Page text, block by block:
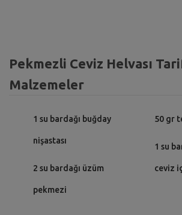
Pekmezli Ceviz Helvası
Malzemeler
1 su bardağı buğday
nişastası
2 su bardağı üzüm
pekmezi
50 gr
1 su
ceviz